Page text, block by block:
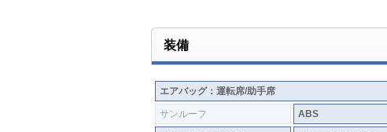
装備
エアバッグ：運転席/助手席
サンルーフ ABS